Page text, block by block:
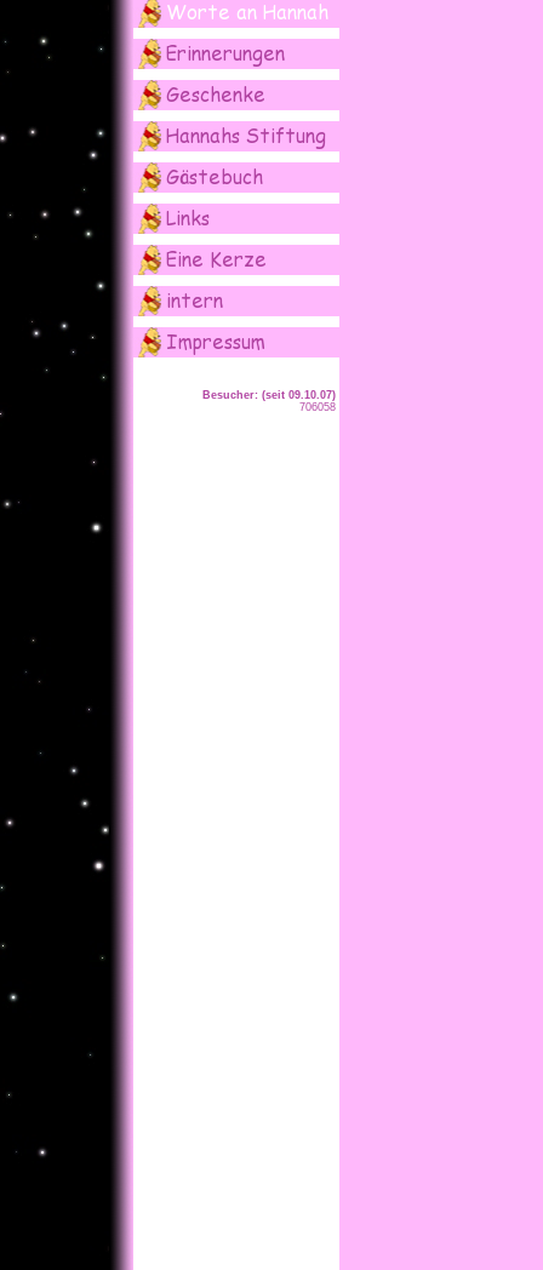
Besucher: (seit 09.10.07)
706058